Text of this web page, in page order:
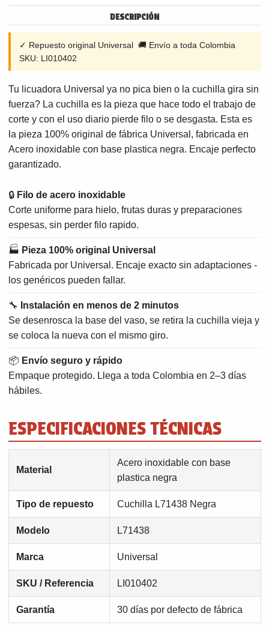
DESCRIPCIÓN
✓ Repuesto original Universal 🚚 Envío a toda Colombia
SKU: LI010402
Tu licuadora Universal ya no pica bien o la cuchilla gira sin
fuerza? La cuchilla es la pieza que hace todo el trabajo de
corte y con el uso diario pierde filo o se desgasta. Esta es
la pieza 100% original de fábrica Universal, fabricada en
Acero inoxidable con base plastica negra. Encaje perfecto
garantizado.
🔒 Filo de acero inoxidable
Corte uniforme para hielo, frutas duras y preparaciones
espesas, sin perder filo rapido.
🏭 Pieza 100% original Universal
Fabricada por Universal. Encaje exacto sin adaptaciones -
los genéricos pueden fallar.
🔧
Instalación en menos de 2 minutos
Se desenrosca la base del vaso, se retira la cuchilla vieja y
se coloca la nueva con el mismo giro.
📦 Envío seguro y rápido
Empaque protegido. Llega a toda Colombia en 2–3 días
hábiles.
ESPECIFICACIONES TÉCNICAS
Material
Acero inoxidable con base
plastica negra
Tipo de repuesto Cuchilla L71438 Negra
Modelo L71438
Marca Universal
SKU / Referencia LI010402
Garantía 30 días por defecto de fábrica